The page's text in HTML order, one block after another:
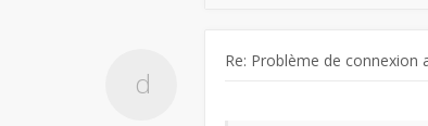
Re: Problème de connexion